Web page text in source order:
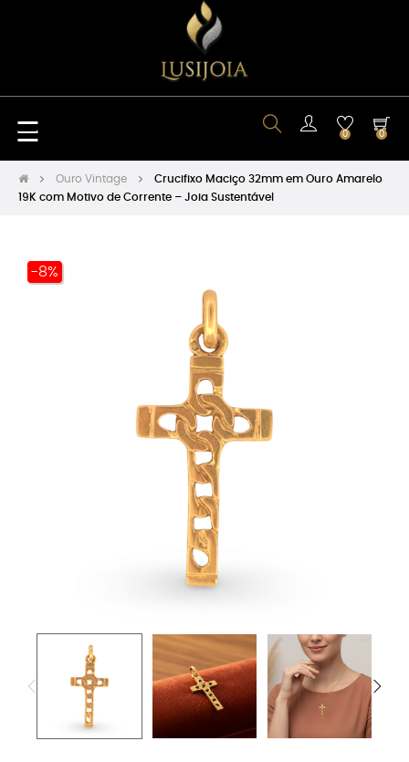
Toggle
navigation
☰ 0 0
Ouro Vintage
Crucifixo Maciço 32mm em Ouro Amarelo
19K com Motivo de Corrente – Joia Sustentável
-8%